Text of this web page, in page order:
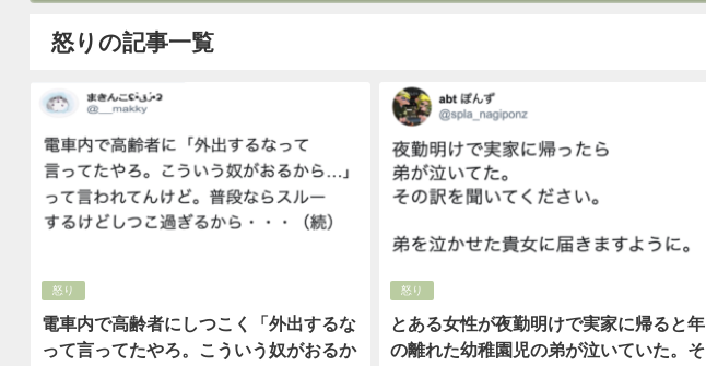
怒りの記事一覧
怒り
電車内で高齢者にしつこく「外出するな
って言ってたやろ。こういう奴がおるか
怒り
とある女性が夜勤明けで実家に帰ると年
の離れた幼稚園児の弟が泣いていた。そ